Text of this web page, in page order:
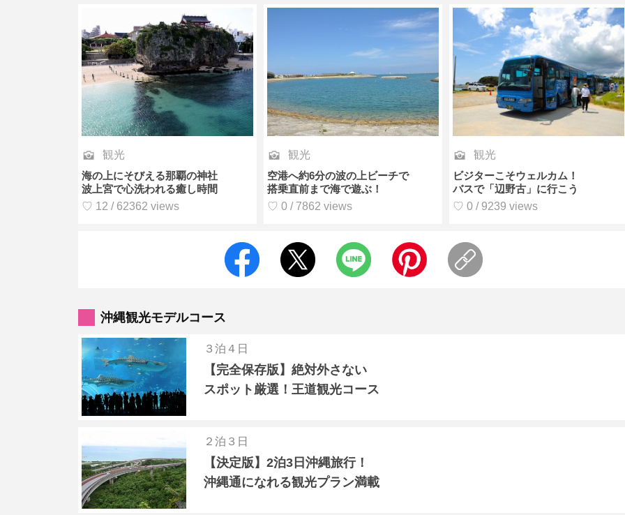
観光
海の上にそびえる那覇の神社
波上宮で心洗われる癒し時間
♡ 12 / 62362 views
観光
空港へ約6分の波の上ビーチで
搭乗直前まで海で遊ぶ！
♡ 0 / 7862 views
観光
ビジターこそウェルカム！
バスで「辺野古」に行こう
♡ 0 / 9239 views
沖縄観光モデルコース
３泊４日
【完全保存版】絶対外さない
スポット厳選！王道観光コース
２泊３日
【決定版】2泊3日沖縄旅行！
沖縄通になれる観光プラン満載